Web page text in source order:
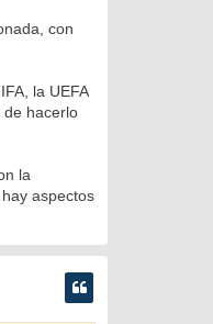
con
la UEFA
de hacerlo
la
aspectos